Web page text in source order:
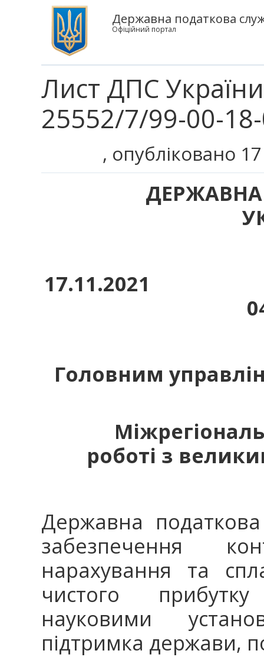
Державна податкова
Офіційний портал
Лист ДПС
25552/7/99-00-
, опубліковано
17.11.2021 №
Головним
роботі з
Державна
забезпечення
нарахування та
чистого
науковими
підтримка держави,